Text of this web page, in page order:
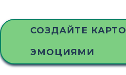
СОЗДАЙТЕ
ЭМОЦИЯМИ